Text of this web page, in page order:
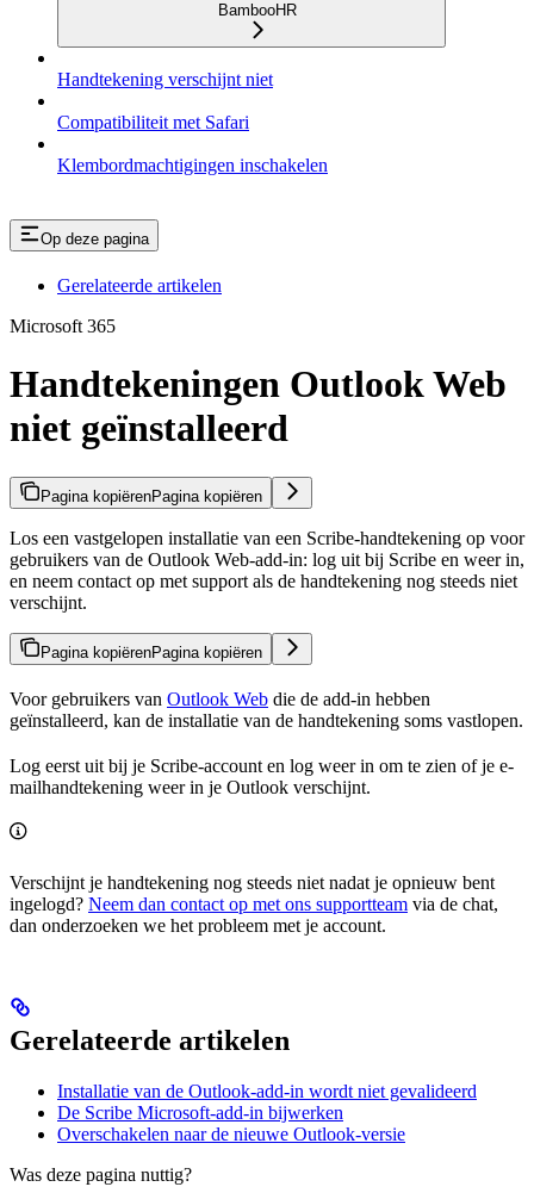
BambooHR
Handtekening verschijnt niet
Compatibiliteit met Safari
Klembordmachtigingen inschakelen
Op deze pagina
Gerelateerde artikelen
Microsoft 365
Handtekeningen Outlook Web
niet geïnstalleerd
Pagina kopiërenPagina kopiëren
Los een vastgelopen installatie van een Scribe-handtekening op voor
gebruikers van de Outlook Web-add-in: log uit bij Scribe en weer in,
en neem contact op met support als de handtekening nog steeds niet
verschijnt.
Pagina kopiërenPagina kopiëren
Voor gebruikers van Outlook Web die de add-in hebben
geïnstalleerd, kan de installatie van de handtekening soms vastlopen.
Log eerst uit bij je Scribe-account en log weer in om te zien of je e-
mailhandtekening weer in je Outlook verschijnt.
Verschijnt je handtekening nog steeds niet nadat je opnieuw bent
ingelogd? Neem dan contact op met ons supportteam via de chat,
dan onderzoeken we het probleem met je account.
Gerelateerde artikelen
Installatie van de Outlook-add-in wordt niet gevalideerd
De Scribe Microsoft-add-in bijwerken
Overschakelen naar de nieuwe Outlook-versie
Was deze pagina nuttig?